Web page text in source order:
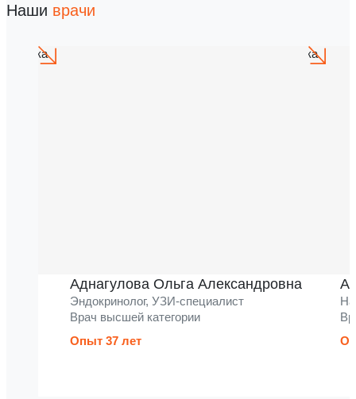
Наши врачи
Аднагулова Ольга Александровна
Эндокринолог, УЗИ-специалист
Врач высшей категории
Опыт 37 лет